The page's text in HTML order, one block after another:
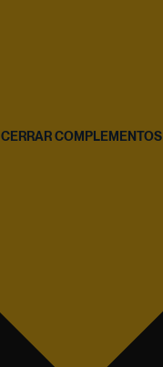
CERRAR COMPLEMENTOS